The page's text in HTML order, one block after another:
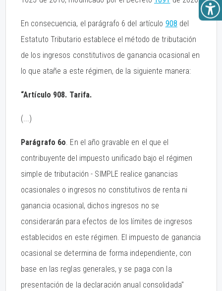
En consecuencia, el parágrafo 6 del artículo 908 del
Estatuto Tributario establece el método de tributación
de los ingresos constitutivos de ganancia ocasional en
lo que atañe a este régimen, de la siguiente manera:
“Artículo 908. Tarifa.
(...)
Parágrafo 6o. En el año gravable en el que el
contribuyente del impuesto unificado bajo el régimen
simple de tributación - SIMPLE realice ganancias
ocasionales o ingresos no constitutivos de renta ni
ganancia ocasional, dichos ingresos no se
considerarán para efectos de los límites de ingresos
establecidos en este régimen. El impuesto de ganancia
ocasional se determina de forma independiente, con
base en las reglas generales, y se paga con la
presentación de la declaración anual consolidada"